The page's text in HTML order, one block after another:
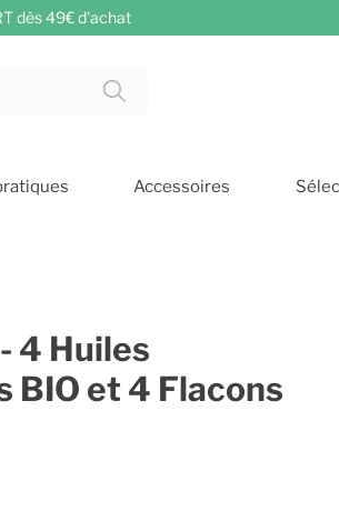
dès 49€ d'achat
Accessoires
4 Huiles
BIO et 4 Flacons